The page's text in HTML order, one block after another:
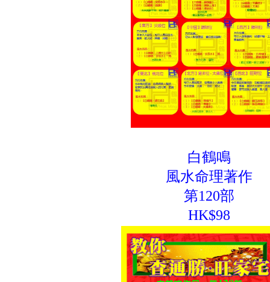
白鶴鳴
風水命理著作
第120部
HK$98